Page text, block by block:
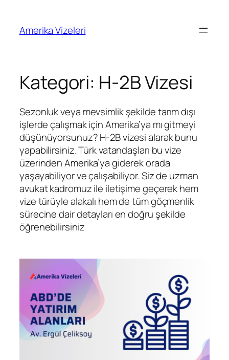
Amerika Vizeleri
Kategori: H-2B Vizesi
Sezonluk veya mevsimlik şekilde tarım dışı
işlerde çalışmak için Amerika’ya mı gitmeyi
düşünüyorsunuz? H-2B vizesi alarak bunu
yapabilirsiniz. Türk vatandaşları bu vize
üzerinden Amerika’ya giderek orada
yaşayabiliyor ve çalışabiliyor. Siz de uzman
avukat kadromuz ile iletişime geçerek hem
vize türüyle alakalı hem de tüm göçmenlik
sürecine dair detayları en doğru şekilde
öğrenebilirsiniz